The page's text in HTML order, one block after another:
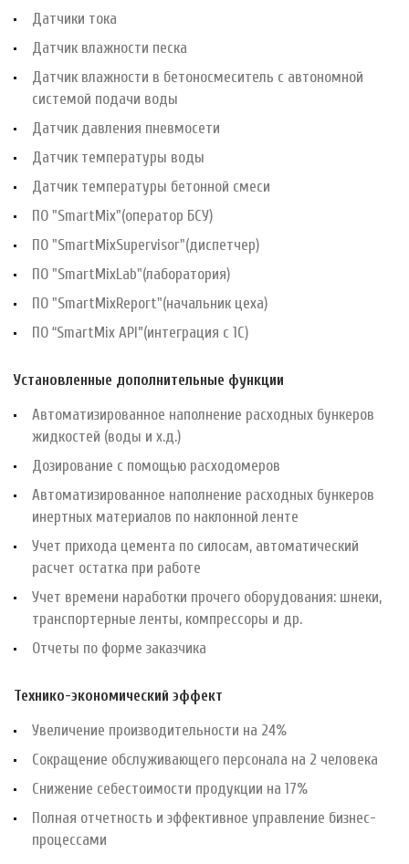
Датчики тока
Датчик влажности песка
Датчик влажности в бетоносмеситель с автономной
системой подачи воды
Датчик давления пневмосети
Датчик температуры воды
Датчик температуры бетонной смеси
ПО "SmartMix"(оператор БСУ)
ПО "SmartMixSupervisor"(диспетчер)
ПО "SmartMixLab"(лаборатория)
ПО "SmartMixReport"(начальник цеха)
ПО “SmartMix API”(интеграция с 1С)
Установленные дополнительные функции
Автоматизированное наполнение расходных бункеров
жидкостей (воды и х.д.)
Дозирование с помощью расходомеров
Автоматизированное наполнение расходных бункеров
инертных материалов по наклонной ленте
Учет прихода цемента по силосам, автоматический
расчет остатка при работе
Учет времени наработки прочего оборудования: шнеки,
транспортерные ленты, компрессоры и др.
Отчеты по форме заказчика
Технико-экономический эффект
Увеличение производительности на 24%
Сокращение обслуживающего персонала на 2 человека
Снижение себестоимости продукции на 17%
Полная отчетность и эффективное управление бизнес-
процессами